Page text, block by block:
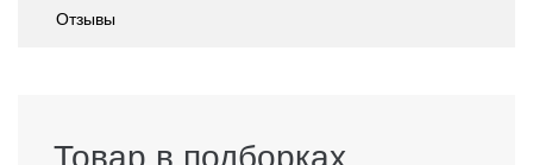
Отзывы
Товар в подборках